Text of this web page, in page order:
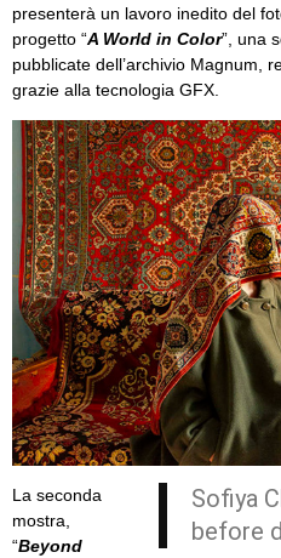
presenterà un lavoro inedito del
progetto “A World in Color”, una
pubblicate dell’archivio Magnum,
grazie alla tecnologia GFX.
Sofiya
before
La seconda
mostra,
“Beyond